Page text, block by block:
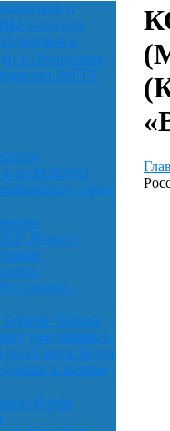
и
1-го года
человек в
в Ленинском
при УлГТУ
по КОБУДО
город
Возраст
спорта -
Турнир "Юный
участников в
15 лет и 16 лет
и жёлтые
Клуба